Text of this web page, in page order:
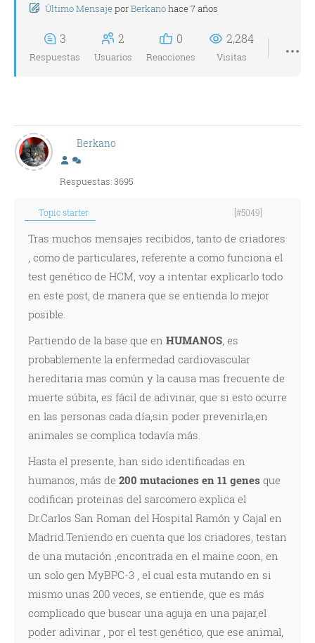
Último MensajeporBerkanohace 7 años
3
Respuestas
2
Usuarios
0
Reacciones
2,284
Visitas
Berkano
Respuestas: 3695
Topic starter [#5049]
Tras muchos mensajes recibidos, tanto de criadores
, como de particulares, referente a como funciona el
test genético de HCM, voy a intentar explicarlo todo
en este post, de manera que se entienda lo mejor
posible.
Partiendo de la base que en HUMANOS, es
probablemente la enfermedad cardiovascular
hereditaria mas común y la causa mas frecuente de
muerte súbita, es fácil de adivinar, que si esto ocurre
en las personas cada día,sin poder prevenirla,en
animales se complica todavía más.
Hasta el presente, han sido identificadas en
humanos, más de 200 mutaciones en 11 genes que
codifican proteinas del sarcomero explica el
Dr.Carlos San Roman del Hospital Ramón y Cajal en
Madrid.Teniendo en cuenta que los criadores, testan
de una mutación ,encontrada en el maine coon, en
un solo gen MyBPC-3 , el cual esta mutando en si
mismo unas 200 veces, se entiende, que es más
complicado que buscar una aguja en una pajar,el
poder adivinar , por el test genético, que ese animal,